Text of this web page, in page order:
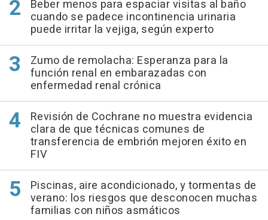
Beber menos para espaciar visitas al baño
cuando se padece incontinencia urinaria
puede irritar la vejiga, según experto
Zumo de remolacha: Esperanza para la
función renal en embarazadas con
enfermedad renal crónica
Revisión de Cochrane no muestra evidencia
clara de que técnicas comunes de
transferencia de embrión mejoren éxito en
FIV
Piscinas, aire acondicionado, y tormentas de
verano: los riesgos que desconocen muchas
familias con niños asmáticos